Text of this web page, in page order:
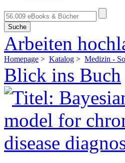
Suche
Arbeiten
Homepage > Katalog > Medizin -
Blick ins Buch